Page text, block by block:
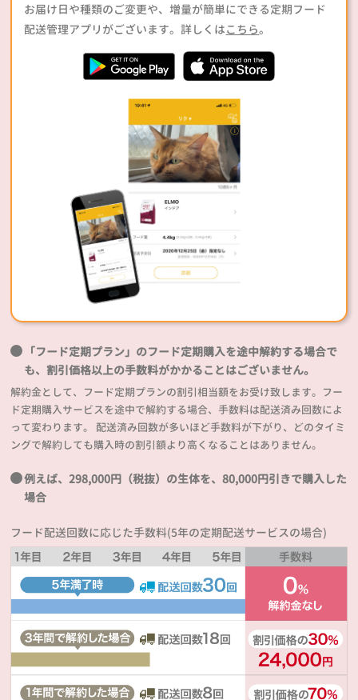
お届け日や種類のご変更や、増量が簡単にできる定期フード
配送管理アプリがございます。詳しくはこちら。
「フード定期プラン」のフード定期購入を途中解約する場合で
も、割引価格以上の手数料がかかることはございません。
解約金として、フード定期プランの割引相当額をお受け致します。フー
ド定期購入サービスを途中で解約する場合、手数料は配送済み回数によ
って変わります。 配送済み回数が多いほど手数料が下がり、どのタイミ
ングで解約しても購入時の割引額より高くなることはありません。
例えば、298,000円（税抜）の生体を、80,000円引きで購入した
場合
フード配送回数に応じた手数料(5年の定期配送サービスの場合)